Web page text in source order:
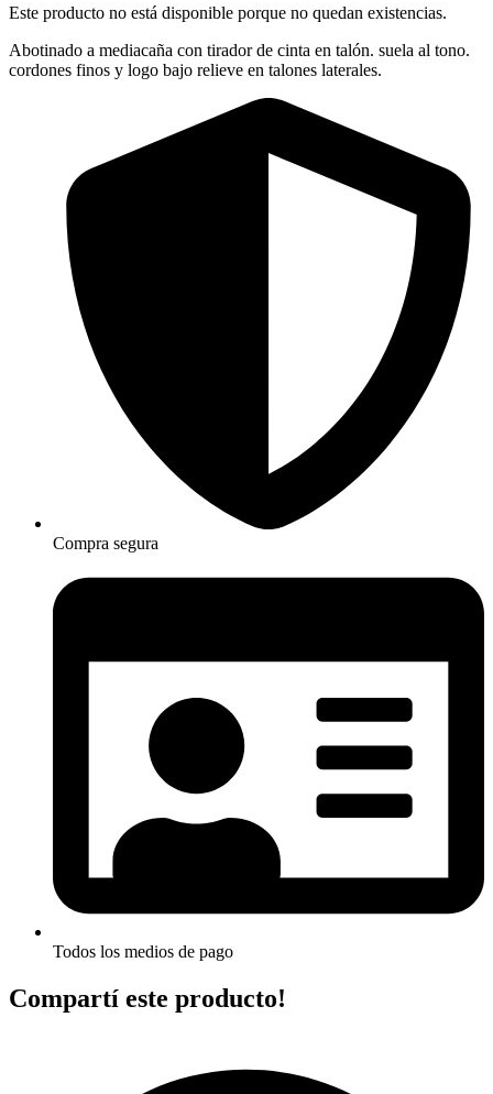
Este producto no está disponible porque no quedan existencias.
Abotinado a mediacaña con tirador de cinta en talón. suela al tono.
cordones finos y logo bajo relieve en talones laterales.
Compra segura
Todos los medios de pago
Compartí este producto!